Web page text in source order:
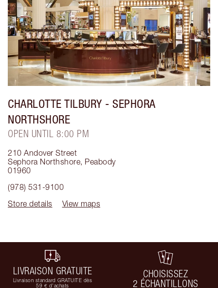
CHARLOTTE TILBURY - SEPHORA
NORTHSHORE
OPEN UNTIL 8:00 PM
210 Andover Street
Sephora Northshore, Peabody
01960
(978) 531-9100
Store details
View maps
LIVRAISON GRATUITE
Livraison standard GRATUITE dès
59 € d'achats
CHOISISSEZ
2 ÉCHANTILLONS